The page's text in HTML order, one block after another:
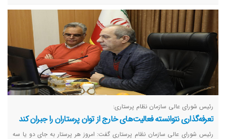
رئیس شورای عالی سازمان نظام پرستاری:
تعرفه‌گذاری نتوانسته فعالیت‌های خارج از توان پرستاران را جبران کند
رئیس شورای عالی سازمان نظام پرستاری گفت: امروز هر پرستار به جای دو یا سه